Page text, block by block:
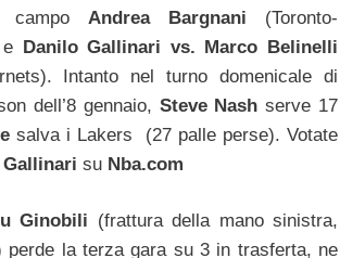
campoAndrea Bargnani (Toronto-
Danilo Gallinari vs. Marco Belinelli
Intanto nel turno domenicale di
dell’8 gennaio, Steve Nash serve 17
salva i Lakers (27 palle perse). Votate
su Nba.com
Ginobili (frattura della mano sinistra,
perde la terza gara su 3 in trasferta, ne